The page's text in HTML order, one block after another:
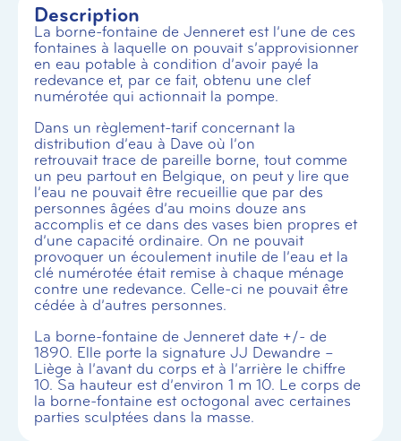
Description
La borne-fontaine de Jenneret est l’une de ces
fontaines à laquelle on pouvait s’approvisionner
en eau potable à condition d’avoir payé la
redevance et, par ce fait, obtenu une clef
numérotée qui actionnait la pompe.
Dans un règlement-tarif concernant la
distribution d’eau à Dave où l’on
retrouvait trace de pareille borne, tout comme
un peu partout en Belgique, on peut y lire que
l’eau ne pouvait être recueillie que par des
personnes âgées d’au moins douze ans
accomplis et ce dans des vases bien propres et
d’une capacité ordinaire. On ne pouvait
provoquer un écoulement inutile de l’eau et la
clé numérotée était remise à chaque ménage
contre une redevance. Celle-ci ne pouvait être
cédée à d’autres personnes.
La borne-fontaine de Jenneret date +/- de
1890. Elle porte la signature JJ Dewandre –
Liège à l’avant du corps et à l’arrière le chiffre
10. Sa hauteur est d’environ 1 m 10. Le corps de
la borne-fontaine est octogonal avec certaines
parties sculptées dans la masse.